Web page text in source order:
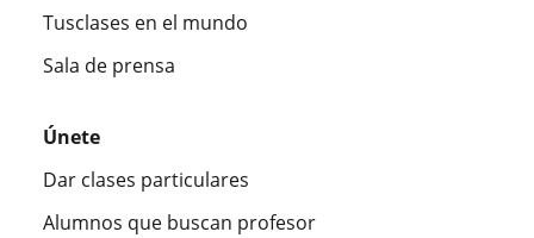
Tusclases en el mundo
Sala de prensa
Únete
Dar clases particulares
Alumnos que buscan profesor